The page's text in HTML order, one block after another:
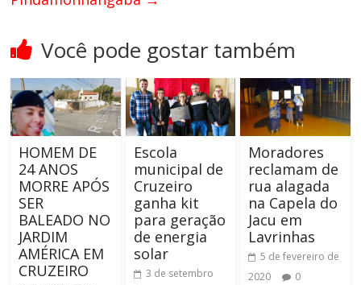
Você pode gostar também
HOMEM DE
24 ANOS
MORRE APÓS
SER
BALEADO NO
JARDIM
AMÉRICA EM
CRUZEIRO
Escola
municipal de
Cruzeiro
ganha kit
para geração
de energia
solar
3 de setembro
Moradores
reclamam de
rua alagada
na Capela do
Jacu em
Lavrinhas
5 de fevereiro de
2020
0